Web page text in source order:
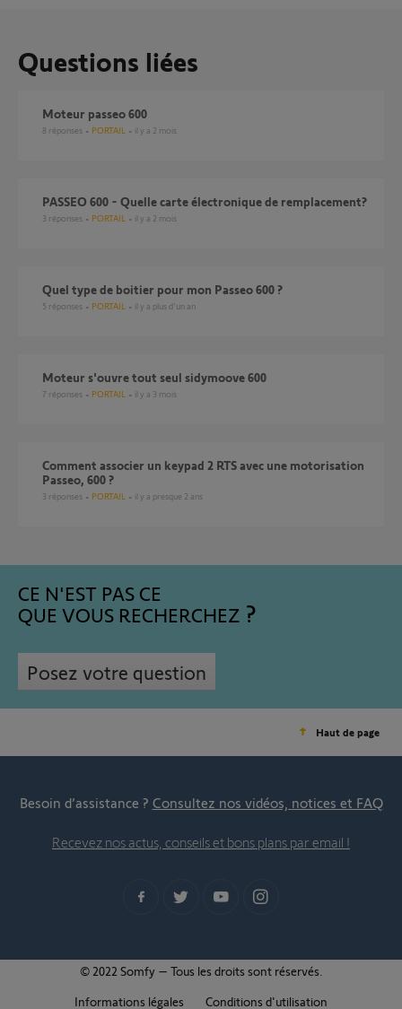
Questions liées
Moteur passeo 600
8 réponses PORTAIL il y a 2 mois
PASSEO 600 - Quelle carte électronique de remplacement?
3 réponses PORTAIL il y a 2 mois
Quel type de boitier pour mon Passeo 600 ?
5 réponses PORTAIL il y a plus d'un an
Moteur s'ouvre tout seul sidymoove 600
7 réponses PORTAIL il y a 3 mois
Comment associer un keypad 2 RTS avec une motorisation
Passeo, 600 ?
3 réponses PORTAIL il y a presque 2 ans
CE N'EST PAS CE
QUE VOUS RECHERCHEZ
Posez votre question
Haut de page
Besoin d’assistance ? Consultez nos vidéos, notices et FAQ
Recevez nos actus, conseils et bons plans par email !
© 2022 Somfy – Tous les droits sont réservés.
Informations légales
Conditions d'utilisation